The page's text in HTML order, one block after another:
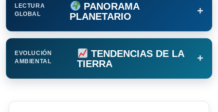
LECTURA
GLOBAL
PANORAMA
PLANETARIO
+
EVOLUCIÓN
AMBIENTAL
TENDENCIAS DE LA
TIERRA
+